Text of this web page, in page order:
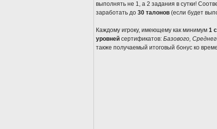
выполнять не 1, а 2 задания в сутки!
заработать до 30 талонов (если будет
Каждому игроку, имеющему как минимум 1
уровней сертификатов: Базового,
также получаемый итоговый бонус ко